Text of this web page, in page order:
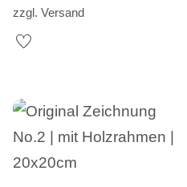
zzgl. Versand